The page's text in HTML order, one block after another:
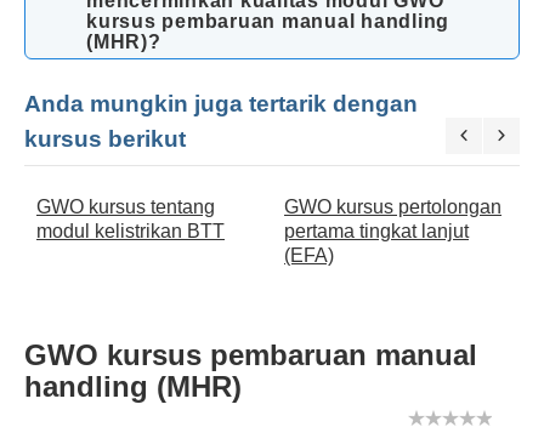
GWO kursus pembaruan manual
handling (MHR)
kursus pembaruan manual handling
(MHR)?
Anda mungkin juga tertarik dengan
kursus berikut
GWO kursus tentang
modul kelistrikan BTT
GWO kursus pertolongan
pertama tingkat lanjut
(EFA)